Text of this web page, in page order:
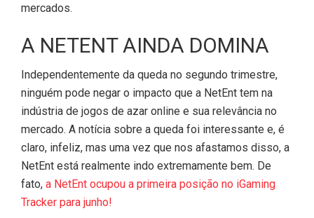
mercados.
A NETENT AINDA DOMINA
Independentemente da queda no segundo trimestre,
ninguém pode negar o impacto que a NetEnt tem na
indústria de jogos de azar online e sua relevância no
mercado. A notícia sobre a queda foi interessante e, é
claro, infeliz, mas uma vez que nos afastamos disso, a
NetEnt está realmente indo extremamente bem. De
fato, a NetEnt ocupou a primeira posição no iGaming
Tracker para junho!